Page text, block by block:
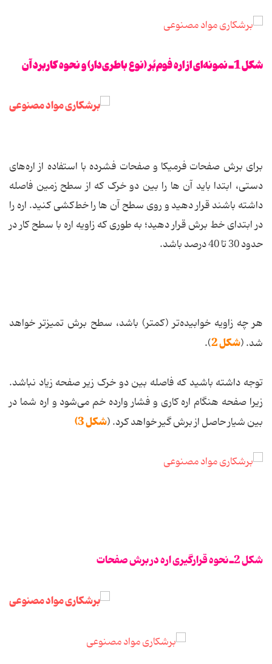
شکل 1ـ نمونه‌ای از اره فوم‌بُر (نوع باطری‌دار) و نحوه کاربرد آن
برای برش صفحات فرمیکا و صفحات فشرده با استفاده از اره‌های
دستی، ابتدا باید آن ها را بین دو خرک که از سطح زمین فاصله
داشته باشند قرار دهید و روی سطح آن ها را خط‌کشی کنید. اره را
در ابتدای خط برش قرار دهید؛ به طوری که زاویه اره با سطح کار در
حدود 30 تا 40 درصد باشد.
هر چه زاویه خوابیده‌تر (کمتر) باشد، سطح برش تمیزتر خواهد
شد. (شکل 2 ).
توجه داشته باشید که فاصله بین دو خرک زیر صفحه زیاد نباشد.
زیرا صفحه هنگام اره کاری و فشار وارده خم می‌شود و اره شما در
بین شیار حاصل از برش گیر خواهد کرد. (شکل 3)
شکل 2ـ نحوه قرارگیری اره در برش صفحات